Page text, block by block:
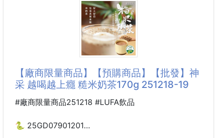
超大容量空间、出门旅行方便携带必备款、超级舒适手
感柔软耐磨皮质纹路清晰、针线一寸五针顶级师傅打
造、那质感无可挑剔，独一无二的它，大气中有内涵。
顶级做工精致注重每个细节！
型号:2063，颜色：黑色
【廠商限量商品】【預購商品】【批發】神
采 越喝越上癮 糙米奶茶170g 251218-19
#廠商限量商品251218 #LUFA飲品
🐍 25GD07901201